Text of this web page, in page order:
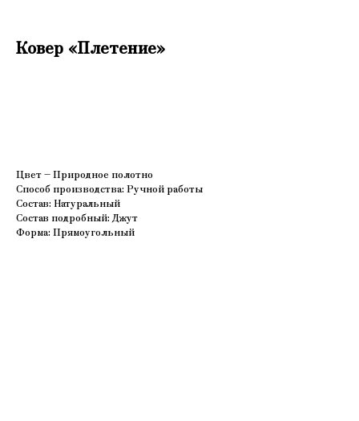
Ковер «Плетение»
Цвет – Природное полотно
Способ производства: Ручной работы
Состав: Натуральный
Состав подробный: Джут
Форма: Прямоугольный